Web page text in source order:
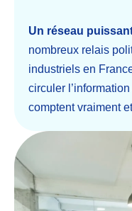
Un réseau
nombreux relais
industriels en
circuler
comptent vraiment